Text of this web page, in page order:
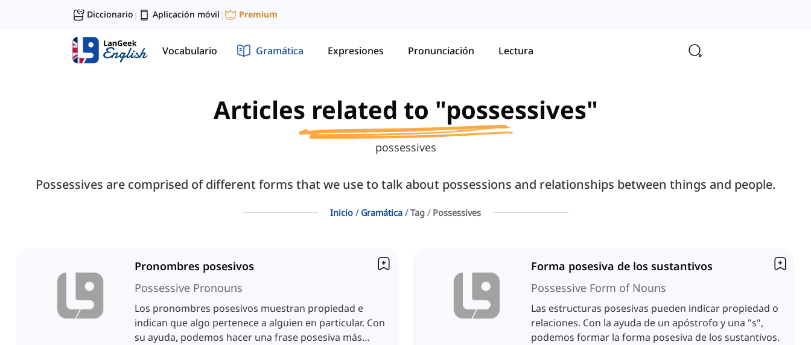
Diccionario | Aplicación móvil | Premium
Vocabulario Gramática Expresiones Pronunciación Lectura
Articles related to "possessives"
possessives
Possessives are comprised of different forms that we use to talk about possessions and relationships between things and people.
Inicio Gramática Tag Possessives
Pronombres posesivos
Possessive Pronouns
Los pronombres posesivos muestran propiedad e
indican que algo pertenece a alguien en particular. Con
su ayuda, podemos hacer una frase posesiva más
Forma posesiva de los sustantivos
Possessive Form of Nouns
Las estructuras posesivas pueden indicar propiedad o
relaciones. Con la ayuda de un apóstrofo y una "s",
podemos formar la forma posesiva de los sustantivos.